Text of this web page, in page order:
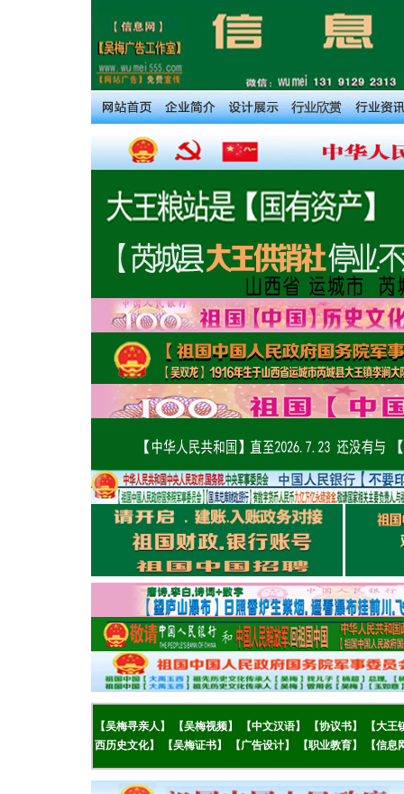
【吴梅寻亲人】 【吴梅视频】 【中文汉语】 【协议书】 【大王
西历史文化】
【吴梅证书】 【广告设计】 【职业教育】 【信息